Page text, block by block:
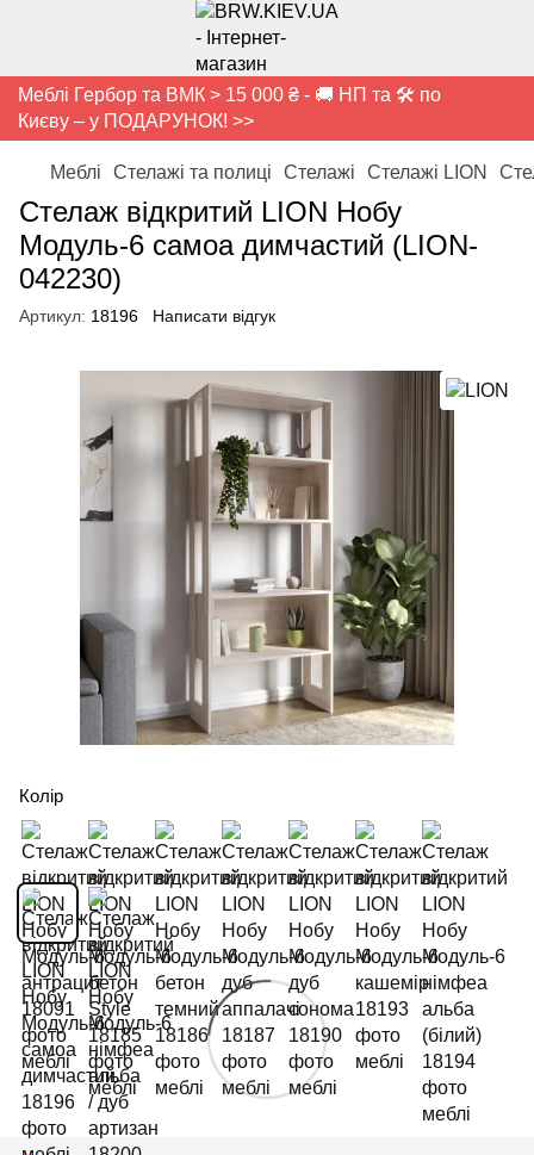
Меблі Гербор та ВМК > 15 000 ₴ - 🚚 НП та 🛠️ по
Києву – у ПОДАРУНОК! >>
Меблі Стелажі та полиці Стелажі Стелажі LION
Стелаж відкритий LION Нобу
Модуль-6 самоа димчастий (LION-
042230)
Артикул: 18196 Написати відгук
Колір